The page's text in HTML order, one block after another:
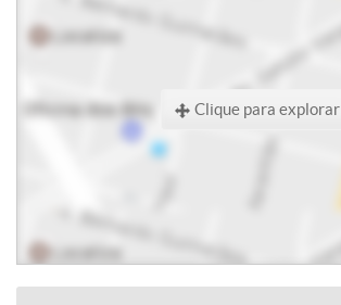
Clique para explorar